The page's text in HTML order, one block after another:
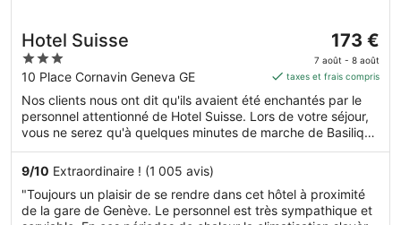
Hotel Suisse
3
out
of
5
10 Place Cornavin Geneva GE
Le
prix
est
de 173 €
par
nuit
août.
173 €
7 août - 8 août
taxes et frais compris
Nos clients nous ont dit qu'ils avaient été enchantés par le
personnel attentionné de Hotel Suisse. Lors de votre séjour,
vous ne serez qu'à quelques minutes de marche de Basilique
Notre-Dame. L'accès Wi-Fi à Internet gratuit, un centre
d'affaires et le petit déjeuner (en supplément) sont
disponibles.
9/10 Extraordinaire ! (1 005 avis)
"Toujours un plaisir de se rendre dans cet hôtel à proximité
de la gare de Genève. Le personnel est très sympathique et